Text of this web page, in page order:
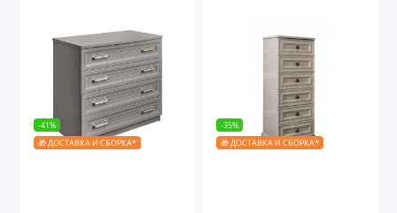
-41%
🎁 ДОСТАВКА И СБОРКА*
-35%
🎁 ДОСТАВКА И СБОРКА*